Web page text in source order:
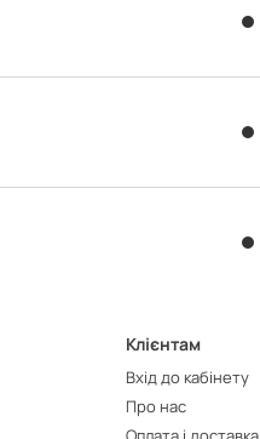
Клієнтам
Вхід до кабінету
Про нас